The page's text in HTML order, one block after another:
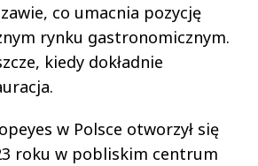
co umacnia pozycję
rynku gastronomicznym.
kiedy dokładnie
w Polsce otworzył się
roku w pobliskim centrum